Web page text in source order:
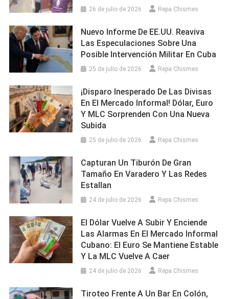
26 de julio de 2026 Repa Chismes
Nuevo Informe De EE.UU. Reaviva
Las Especulaciones Sobre Una
Posible Intervención Militar En Cuba
25 de julio de 2026 Repa Chismes
¡Disparo Inesperado De Las Divisas
En El Mercado Informal! Dólar, Euro
Y MLC Sorprenden Con Una Nueva
Subida
25 de julio de 2026 Repa Chismes
Capturan Un Tiburón De Gran
Tamaño En Varadero Y Las Redes
Estallan
24 de julio de 2026 Repa Chismes
El Dólar Vuelve A Subir Y Enciende
Las Alarmas En El Mercado Informal
Cubano: El Euro Se Mantiene Estable
Y La MLC Vuelve A Caer
24 de julio de 2026 Repa Chismes
Tiroteo Frente A Un Bar En Colón,